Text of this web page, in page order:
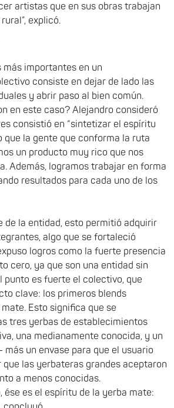
artistas que en sus obras trabajan
explicó.
más importantes en un
consiste en dejar de lado las
y abrir paso al bien común.
en este caso? Alejandro consideró
consistió en “sintetizar el espíritu
que la gente que conforma la ruta
un producto muy rico que nos
Además, logramos trabajar en forma
resultados para cada uno de los
de la entidad, esto permitió adquirir
algo que se fortaleció
logros como la fuerte presencia
cero, ya que son una entidad sin
punto es fuerte el colectivo, que
clave: los primeros blends
Esto significa que se
tres yerbas de establecimientos
una medianamente conocida, y un
más un envase para que el usuario
que las yerbateras grandes aceptaron
a menos conocidas.
ése es el espíritu de la yerba mate: